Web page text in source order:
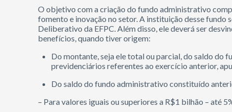
O objetivo com a criação do fundo administrativo
fomento e inovação no setor. A instituição desse
Deliberativo da EFPC. Além disso, ele deverá ser
benefícios, quando tiver origem:
Do montante, seja ele total ou parcial, do saldo do
previdenciários referentes ao exercício anterior,
Do saldo do fundo administrativo constituído
– Para valores iguais ou superiores a R$1 bilhão – até